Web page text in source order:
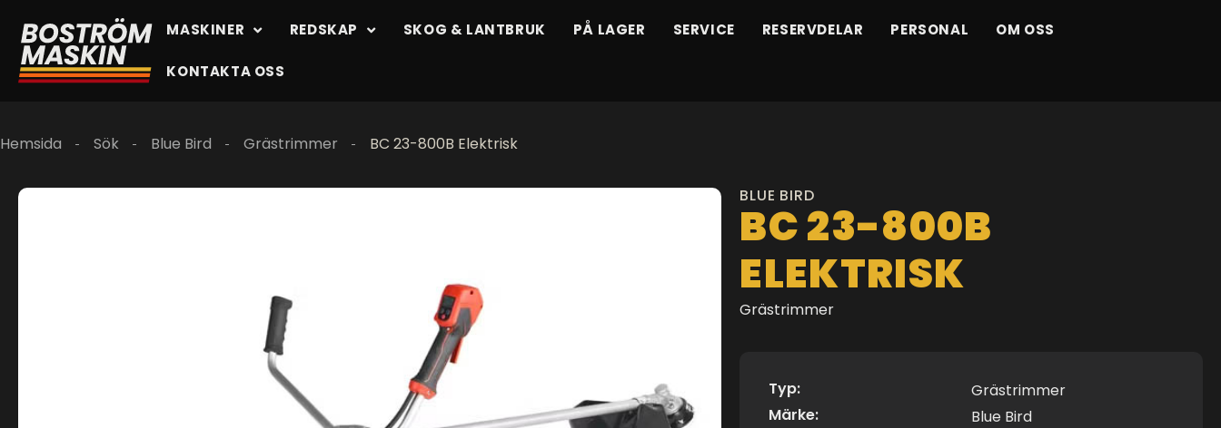
MASKINER REDSKAP SKOG & LANTBRUK PÅ LAGER SERVICE RESERVDELAR PERSONAL OM OSS
KONTAKTA OSS
Hemsida Sök Blue Bird Grästrimmer BC 23-800B Elektrisk
BLUE BIRD
BC 23-800B
ELEKTRISK
Grästrimmer
Typ:
Grästrimmer
Märke:
Blue Bird